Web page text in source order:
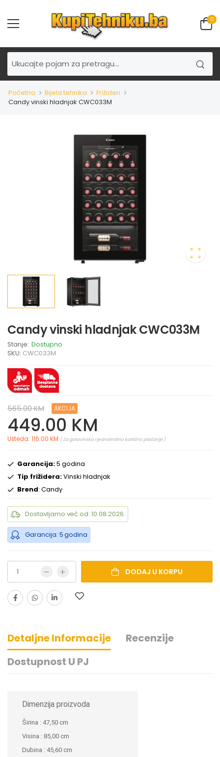
0
Početna Bijela tehnika
Frižideri
Candy vinski hladnjak CWC033M
Candy vinski hladnjak CWC033M
Stanje: Dostupno
SKU: CWC033M
565.00 KM AKCIJA
449.00 KM
Ušteda: 116.00 KM ( Za gotovinsko i jednokratno kartično plaćanje )
Garancija:5 godina
Tip frižidera:Vinski hladnjak
Brend: Candy
Dostavljamo već od: 10.08.2026.
Garancija: 5 godina
DODAJ U KORPU
Detaljne Informacije
Recenzije
Dostupnost U PJ
Dimenzija proizvoda
Širina : 47,50 cm
Visina : 85,00 cm
Dubina : 45,60 cm